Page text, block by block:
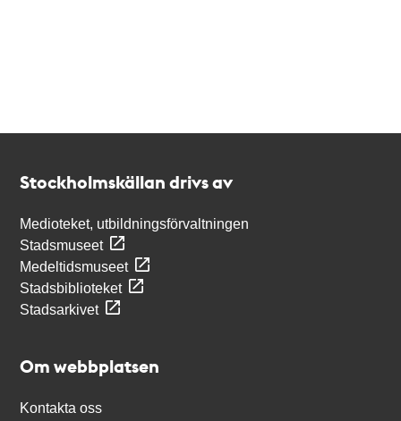
Stockholmskällan drivs av
Medioteket, utbildningsförvaltningen
Stadsmuseet
Medeltidsmuseet
Stadsbiblioteket
Stadsarkivet
Om webbplatsen
Kontakta oss